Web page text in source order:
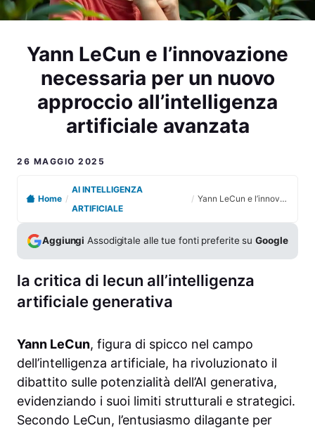
Yann LeCun e l’innovazione
necessaria per un nuovo
approccio all’intelligenza
artificiale avanzata
26 MAGGIO 2025
Home /
AI INTELLIGENZA
ARTIFICIALE
/ Yann LeCun e l’innovazione necessaria per un nuovo approccio all’intelligenza artificiale avanzata
Aggiungi Assodigitale alle tue fonti preferite suGoogle
la critica di lecun all’intelligenza
artificiale generativa
Yann LeCun, figura di spicco nel campo
dell’intelligenza artificiale, ha rivoluzionato il
dibattito sulle potenzialità dell’AI generativa,
evidenziando i suoi limiti strutturali e strategici.
Secondo LeCun, l’entusiasmo dilagante per